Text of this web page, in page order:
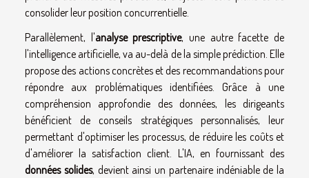
consolider leur position concurrentielle.
Parallèlement, l'analyse prescriptive, une autre facette de
l'intelligence artificielle, va au-delà de la simple prédiction. Elle
propose des actions concrètes et des recommandations pour
répondre aux problématiques identifiées. Grâce à une
compréhension approfondie des données, les dirigeants
bénéficient de conseils stratégiques personnalisés, leur
permettant d'optimiser les processus, de réduire les coûts et
d'améliorer la satisfaction client. L'IA, en fournissant des
données solides, devient ainsi un partenaire indéniable de la